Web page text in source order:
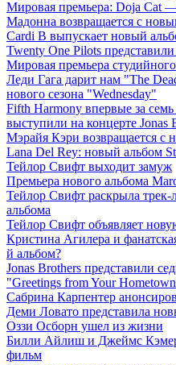
Мировая премьера: Doja Cat
Мадонна возвращается с
Cardi B выпускает новый
Twenty One Pilots
Мировая премьера
Леди Гага дарит нам "The
нового сезона "Wednesday"
Fifth Harmony впервые за
выступили на концерте Jonas
Мэрайя Кэри возвращается с
Lana Del Rey: новый альбом
Тейлор Свифт выходит замуж
Премьера нового альбома
Тейлор Свифт раскрыла трек-
альбома
Тейлор Свифт объявляет
Кристина Агилера и
й альбом?
Jonas Brothers представили
"Greetings from Your
Сабрина Карпентер
Деми Ловато представила
Оззи Осборн ушел из жизни
Билли Айлиш и Джеймс
фильм